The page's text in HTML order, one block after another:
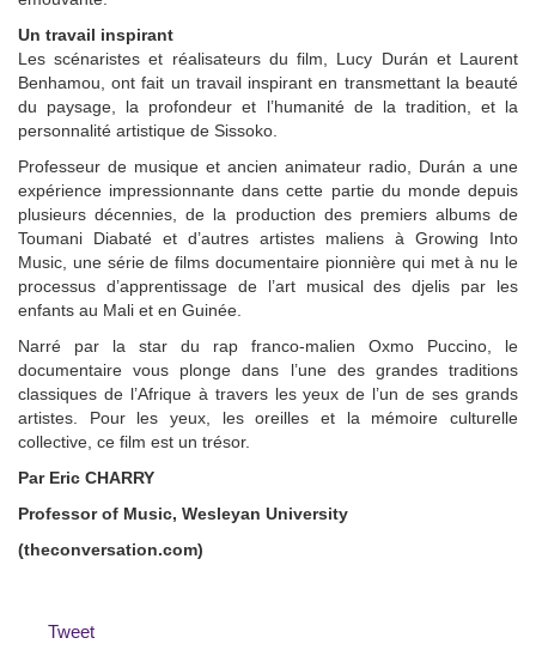
Un travail inspirant
Les scénaristes et réalisateurs du film, Lucy Durán et Laurent
Benhamou, ont fait un travail inspirant en transmettant la beauté
du paysage, la profondeur et l’humanité de la tradition, et la
personnalité artistique de Sissoko.
Professeur de musique et ancien animateur radio, Durán a une
expérience impressionnante dans cette partie du monde depuis
plusieurs décennies, de la production des premiers albums de
Toumani Diabaté et d’autres artistes maliens à Growing Into
Music, une série de films documentaire pionnière qui met à nu le
processus d’apprentissage de l’art musical des djelis par les
enfants au Mali et en Guinée.
Narré par la star du rap franco-malien Oxmo Puccino, le
documentaire vous plonge dans l’une des grandes traditions
classiques de l’Afrique à travers les yeux de l’un de ses grands
artistes. Pour les yeux, les oreilles et la mémoire culturelle
collective, ce film est un trésor.
Par Eric CHARRY
Professor of Music, Wesleyan University
(theconversation.com)
Tweet